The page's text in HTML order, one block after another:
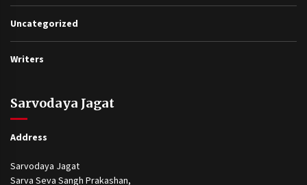
Uncategorized
Writers
Sarvodaya Jagat
Address
Sarvodaya Jagat
Sarva Seva Sangh Prakashan,